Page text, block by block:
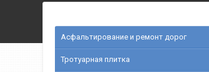
Асфальтирование и ремонт дорог
Тротуарная плитка